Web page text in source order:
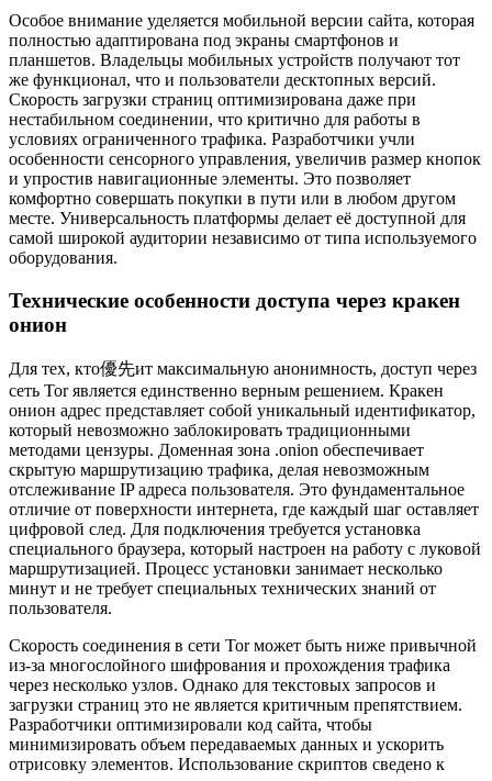
Особое внимание уделяется мобильной версии сайта, которая
полностью адаптирована под экраны смартфонов и
планшетов. Владельцы мобильных устройств получают тот
же функционал, что и пользователи десктопных версий.
Скорость загрузки страниц оптимизирована даже при
нестабильном соединении, что критично для работы в
условиях ограниченного трафика. Разработчики учли
особенности сенсорного управления, увеличив размер кнопок
и упростив навигационные элементы. Это позволяет
комфортно совершать покупки в пути или в любом другом
месте. Универсальность платформы делает её доступной для
самой широкой аудитории независимо от типа используемого
оборудования.
Технические особенности доступа через кракен
онион
Для тех, кто優先ит максимальную анонимность, доступ через
сеть Tor является единственно верным решением. Кракен
онион адрес представляет собой уникальный идентификатор,
который невозможно заблокировать традиционными
методами цензуры. Доменная зона .onion обеспечивает
скрытую маршрутизацию трафика, делая невозможным
отслеживание IP адреса пользователя. Это фундаментальное
отличие от поверхности интернета, где каждый шаг оставляет
цифровой след. Для подключения требуется установка
специального браузера, который настроен на работу с луковой
маршрутизацией. Процесс установки занимает несколько
минут и не требует специальных технических знаний от
пользователя.
Скорость соединения в сети Tor может быть ниже привычной
из-за многослойного шифрования и прохождения трафика
через несколько узлов. Однако для текстовых запросов и
загрузки страниц это не является критичным препятствием.
Разработчики оптимизировали код сайта, чтобы
минимизировать объем передаваемых данных и ускорить
отрисовку элементов. Использование скриптов сведено к